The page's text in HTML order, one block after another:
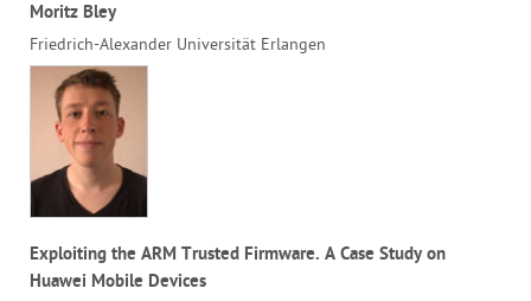
Moritz Bley
Friedrich-Alexander Universität Erlangen
Exploiting the ARM Trusted Firmware. A Case Study on
Huawei Mobile Devices